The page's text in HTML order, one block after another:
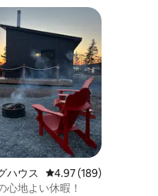
スです。
ハウス レビュー189件、5つ
4.97 (189)
心地よい休暇！